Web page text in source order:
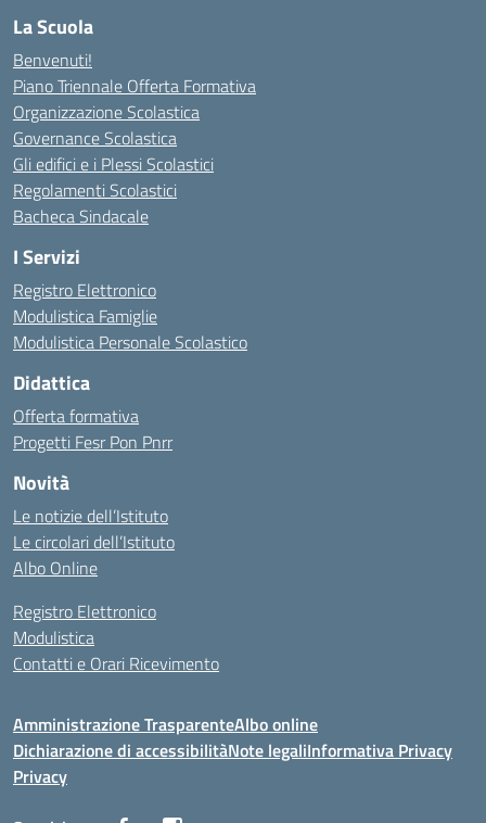
La Scuola
Benvenuti!
Piano Triennale Offerta Formativa
Organizzazione Scolastica
Governance Scolastica
Gli edifici e i Plessi Scolastici
Regolamenti Scolastici
Bacheca Sindacale
I Servizi
Registro Elettronico
Modulistica Famiglie
Modulistica Personale Scolastico
Didattica
Offerta formativa
Progetti Fesr Pon Pnrr
Novità
Le notizie dell’Istituto
Le circolari dell’Istituto
Albo Online
Registro Elettronico
Modulistica
Contatti e Orari Ricevimento
Amministrazione TrasparenteAlbo online
Dichiarazione di accessibilitàNote legaliInformativa Privacy
Privacy